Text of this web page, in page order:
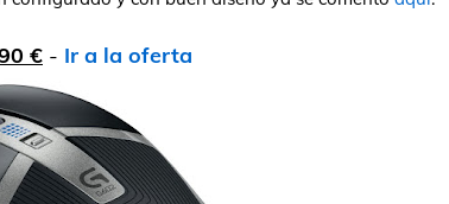
€ - Ir a la oferta